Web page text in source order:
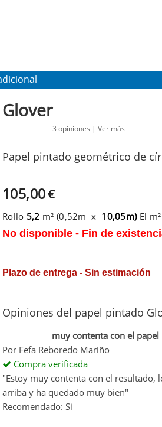
Glover
3 opiniones | Ver más
Papel pintado geométrico de
105,00€
Rollo 5,2 m² (0,52m x 10,05m) El
No disponible - Fin de
Plazo de entrega - Sin estimación
Opiniones del papel pintado
muy contenta con el papel
Por Fefa Reboredo Mariño
Compra verificada
"Estoy muy contenta con el resultado,
arriba y ha quedado muy bien"
Recomendado: Si